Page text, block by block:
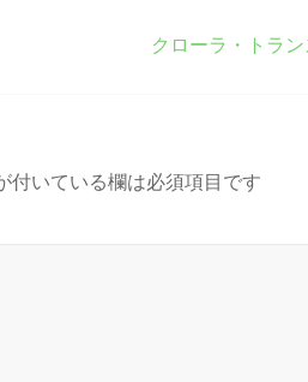
クローラ・トラ
付いている欄は必須項目です